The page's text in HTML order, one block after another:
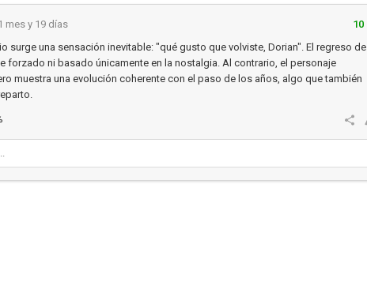
mes y 19 días
10
surge una sensación inevitable: "qué gusto que volviste, Dorian". El regreso de
forzado ni basado únicamente en la nostalgia. Al contrario, el personaje
muestra una evolución coherente con el paso de los años, algo que también